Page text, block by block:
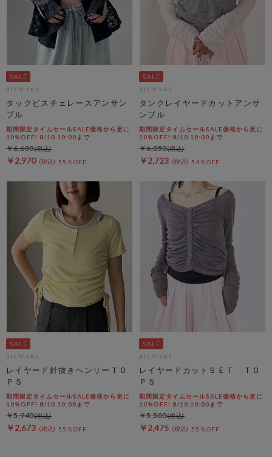
archives
タックビスチェレースアンサン
ブル
期間限定タイムセールSALE価格から更に
10%OFF! 8/10 10:00まで
￥2,970 55％OFF
￥6,600
archives
タンクレイヤードカットアンサ
ンブル
期間限定タイムセールSALE価格から更に
10%OFF! 8/10 10:00まで
￥2,723 54％OFF
￥6,050
archives
レイヤード針抜きヘンリーＴＯ
ＰＳ
期間限定タイムセールSALE価格から更に
10%OFF! 8/10 10:00まで
￥2,673 55％OFF
￥5,940
archives
レイヤードカットＳＥＴ ＴＯ
ＰＳ
期間限定タイムセールSALE価格から更に
10%OFF! 8/10 10:00まで
￥2,475 55％OFF
￥5,500